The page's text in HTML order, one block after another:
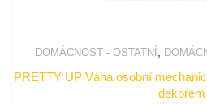
DOMÁCNOST - OSTATNÍ
PRETTY UP Váha osobní
dekorem